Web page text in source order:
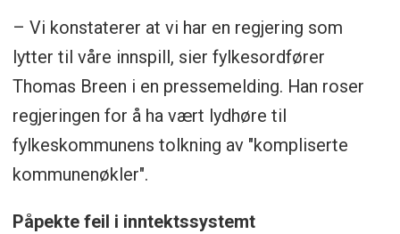
– Vi konstaterer at vi har en regjering som
lytter til våre innspill, sier fylkesordfører
Thomas Breen i en pressemelding. Han roser
regjeringen for å ha vært lydhøre til
fylkeskommunens tolkning av "kompliserte
kommunenøkler".
Påpekte feil i inntektssystemt